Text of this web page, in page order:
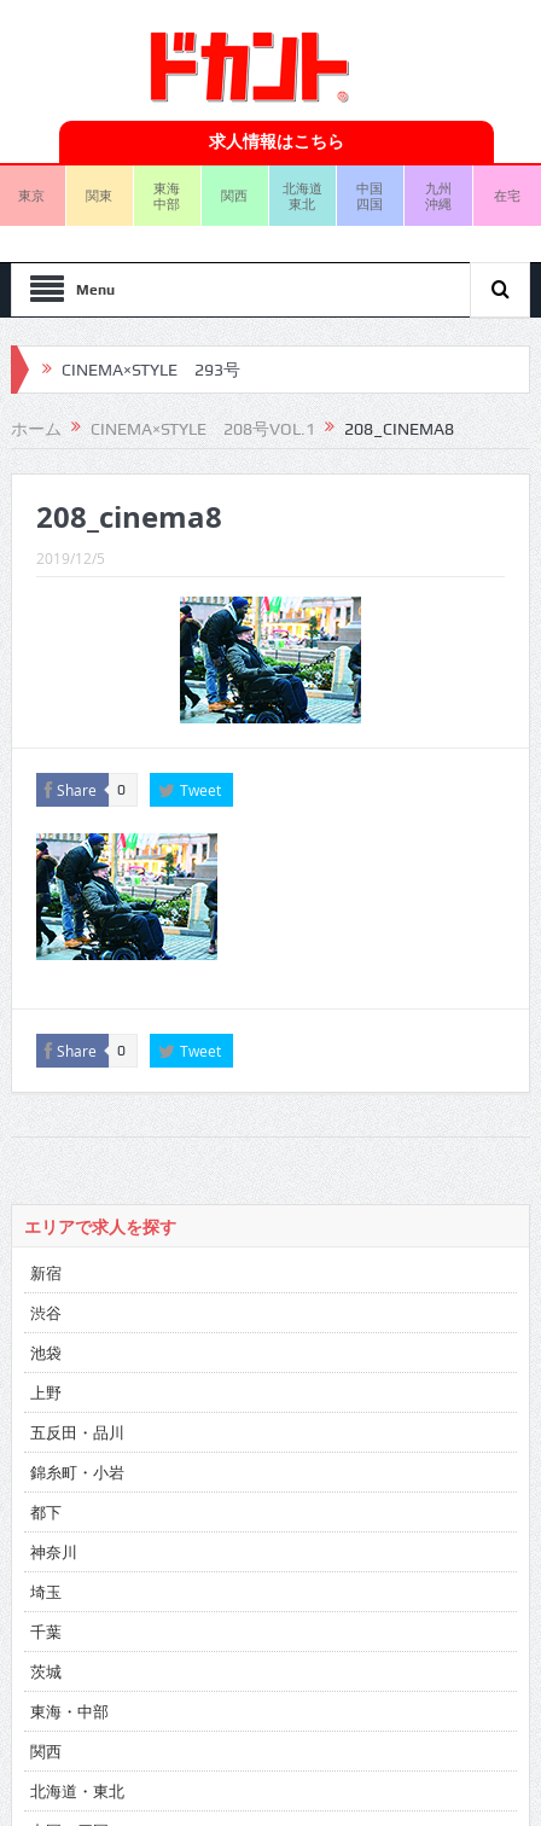
求人情報はこちら
東京 関東
東海
中部
関西
北海道
東北
中国
四国
九州
沖縄
在宅
Menu
CINEMA×STYLE 293号
CINEMA×STYLE 292号
CINEMA×STYLE 291号
CINEMA×STYLE 290号
CINEMA×STYLE 289号
CINEMA×STYLE 288号
CINEMA×STYLE 287号
CINEMA×STYLE 286号
CINEMA×STYLE 294号
ホーム CINEMA×STYLE 208号VOL.1 208_CINEMA8
208_cinema8
2019/12/5
Share 0 Tweet
Share 0 Tweet
エリアで求人を探す
新宿
渋谷
池袋
上野
五反田・品川
錦糸町・小岩
都下
神奈川
埼玉
千葉
茨城
東海・中部
関西
北海道・東北